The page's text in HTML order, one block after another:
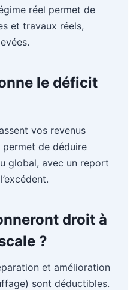
réel permet de
et travaux réels,
le déficit
vos revenus
de déduire
global, avec un report
droit à
?
et amélioration
sont déductibles.